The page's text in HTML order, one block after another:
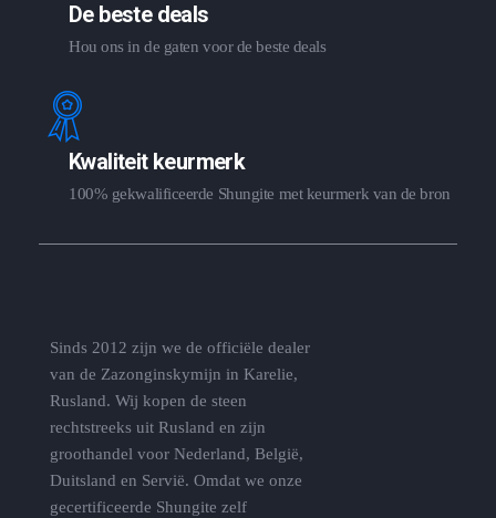
De beste deals
Hou ons in de gaten voor de beste deals
Kwaliteit keurmerk
100% gekwalificeerde Shungite met keurmerk van de bron
Sinds 2012 zijn we de officiële dealer
van de Zazonginskymijn in Karelie,
Rusland. Wij kopen de steen
rechtstreeks uit Rusland en zijn
groothandel voor Nederland, België,
Duitsland en Servië. Omdat we onze
gecertificeerde Shungite zelf